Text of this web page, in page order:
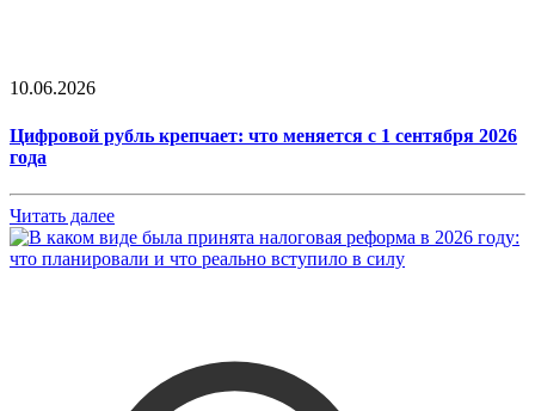
10.06.2026
Цифровой рубль крепчает: что меняется с 1 сентября 2026
года
Читать далее